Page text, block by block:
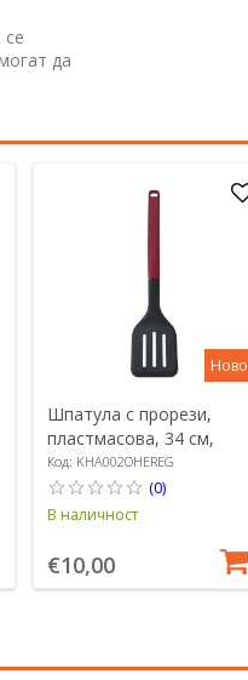
да
Ново
Шпатула с прорези,
пластмасова, 34 см,
"Classic", Empire Red -
KitchenAid
Код: KHA002OHEREG
(0)
В наличност
€10,00